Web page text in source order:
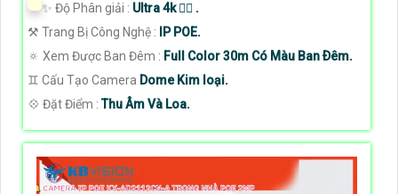
✨ Độ Phân giải : Ultra 4k 👍🏾 .
⚒ Trang Bị Công Nghệ :
IP POE.
🔅 Xem Được Ban Đêm : Full Color 30m Có Màu Ban Ðêm.
♊ Cấu Tạo Camera Dome Kim loại.
️💠 Đặt Điểm :Thu Âm Và Loa.